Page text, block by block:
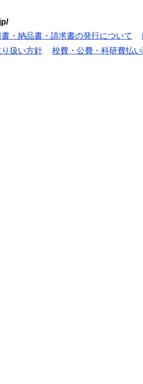
書・納品書・請求書の発行について
扱い方針 校費・公費・科研費払